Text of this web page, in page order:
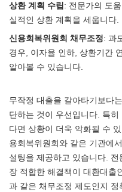
상환 계획 수립 : 전문가의 도
실적인 상환 계획을 세웁니다.
신용회복위원회 채무조정: 과
경우, 이자율 인하, 상환기간
알아볼 수 있습니다.
무작정 대출을 갈아타기보다
단하는 것이 우선입니다. 특
다면 상황이 더욱 악화될 수
용회복위원회와 같은 기관에
설팅을 제공하고 있습니다.
장 적합한 해결책이 대환대출
과 같은 채무조정 제도인지